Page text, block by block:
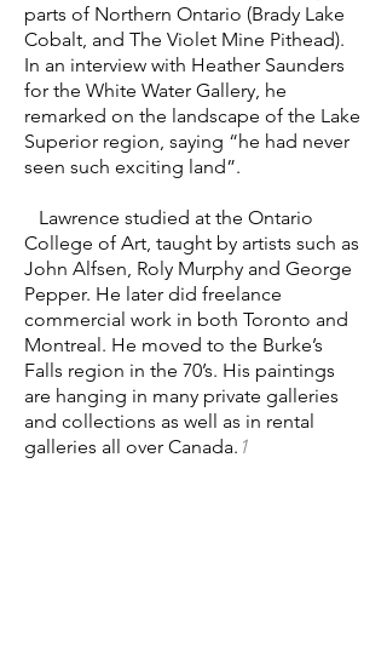
parts of Northern Ontario (Brady Lake
Cobalt, and The Violet Mine Pithead).
In an interview with Heather Saunders
for the White Water Gallery, he
remarked on the landscape of the Lake
Superior region, saying “he had never
seen such exciting land”.
Lawrence studied at the Ontario
College of Art, taught by artists such as
John Alfsen, Roly Murphy and George
Pepper. He later did freelance
commercial work in both Toronto and
Montreal. He moved to the Burke’s
Falls region in the 70’s. His paintings
are hanging in many private galleries
and collections as well as in rental
galleries all over Canada. 1